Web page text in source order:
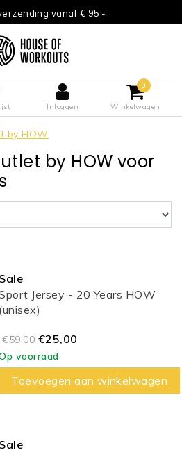
vanaf € 95,-
Inloggen
0
Winkelwagen
by HOW
by HOW voor
Sale
Jersey - 20 Years HOW
(unisex)
€59,00 €25,00
voorraad
Toevoegen aan winkelwagen
Sale